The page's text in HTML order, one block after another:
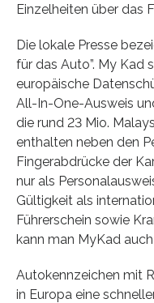
Einzelheiten über das
Die lokale Presse
für das Auto”. My Kad
europäische
All-In-One-Ausweis
die rund 23 Mio.
enthalten neben den
Fingerabdrücke der
nur als
Gültigkeit als
Führerschein sowie
kann man MyKad
Autokennzeichen mit
in Europa eine